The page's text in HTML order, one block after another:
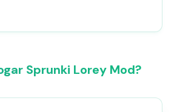
Sprunki Lorey Mod?